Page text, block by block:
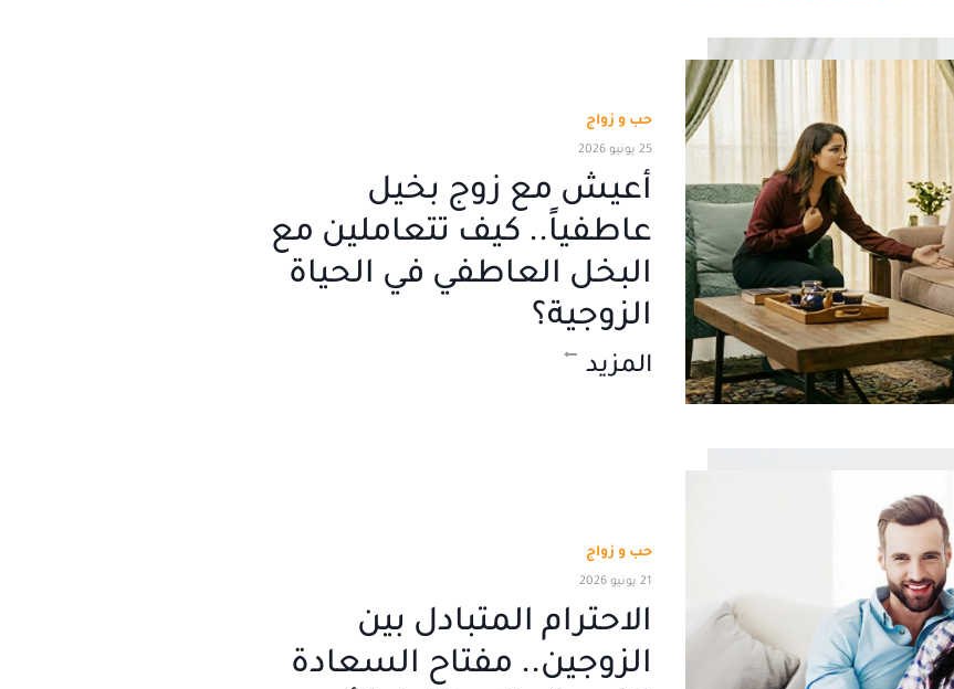
حب و زواج
25 يونيو 2026
أعيش مع زوج بخيل
عاطفياً.. كيف تتعاملين مع
البخل العاطفي في الحياة
الزوجية؟
المزيد
حب و زواج
21 يونيو 2026
الاحترام المتبادل بين
الزوجين.. مفتاح السعادة